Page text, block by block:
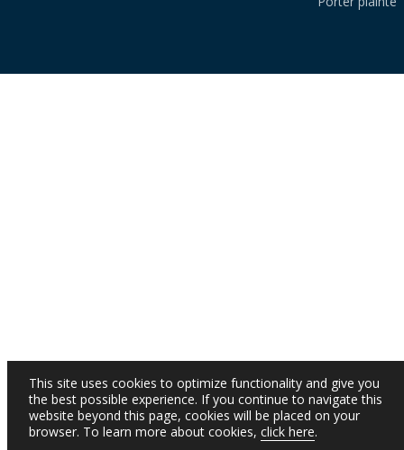
This site uses cookies to optimize functionality and give you
the best possible experience. If you continue to navigate this
website beyond this page, cookies will be placed on your
browser. To learn more about cookies, click here.